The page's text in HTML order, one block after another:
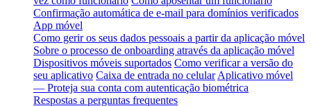
Confirmação automática de e-mail para domínios verificados
App móvel
Como gerir os seus dados pessoais a partir da aplicação móvel
Sobre o processo de onboarding através da aplicação móvel
Dispositivos móveis suportados Como verificar a versão do
seu aplicativo Caixa de entrada no celular Aplicativo móvel
— Proteja sua conta com autenticação biométrica
Respostas a perguntas frequentes